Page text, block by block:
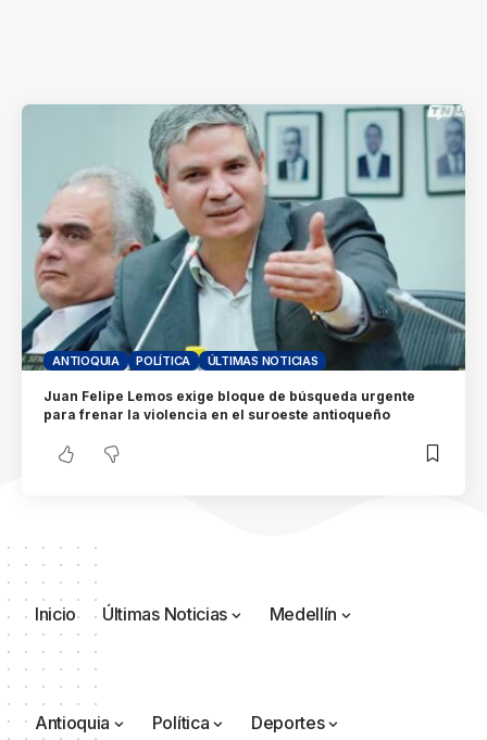
ANTIOQUIA POLÍTICA ÚLTIMAS NOTICIAS
Juan Felipe Lemos exige bloque de búsqueda urgente
para frenar la violencia en el suroeste antioqueño
Inicio Últimas Noticias Medellín
Antioquia Política Deportes